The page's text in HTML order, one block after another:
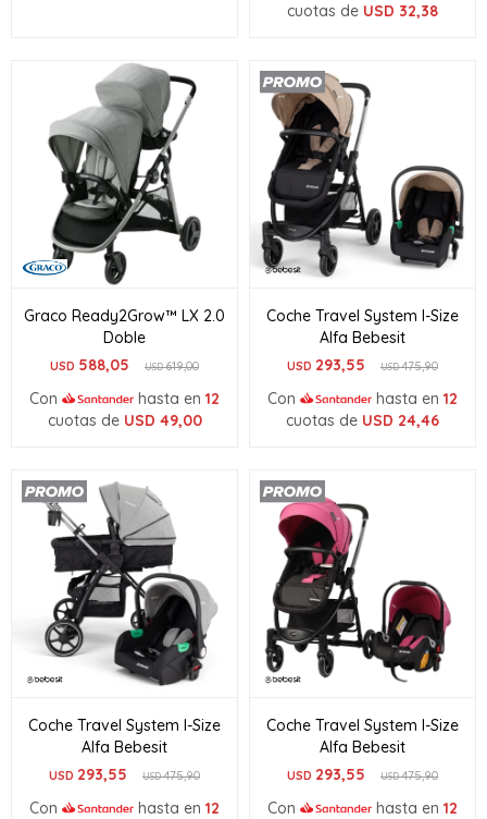
cuotas de USD 32,38
Graco Ready2Grow™ LX 2.0
Doble
USD 588,05 USD619,00
Con hasta en 12
cuotas de USD 49,00
Coche Travel System I-Size
Alfa Bebesit
USD 293,55 USD475,90
Con hasta en 12
cuotas de USD 24,46
Coche Travel System I-Size
Alfa Bebesit
USD 293,55 USD475,90
Con hasta en 12
Coche Travel System I-Size
Alfa Bebesit
USD 293,55 USD475,90
Con hasta en 12